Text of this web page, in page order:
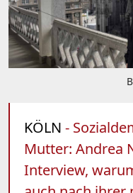
KÖLN -
Mutter: Andrea
Interview,